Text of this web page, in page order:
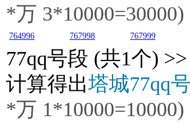
*万 3*10000=30000)
764996 767998 767999
77qq号段 (共1个) >>
计算得出塔城77qq
*万 1*10000=10000)